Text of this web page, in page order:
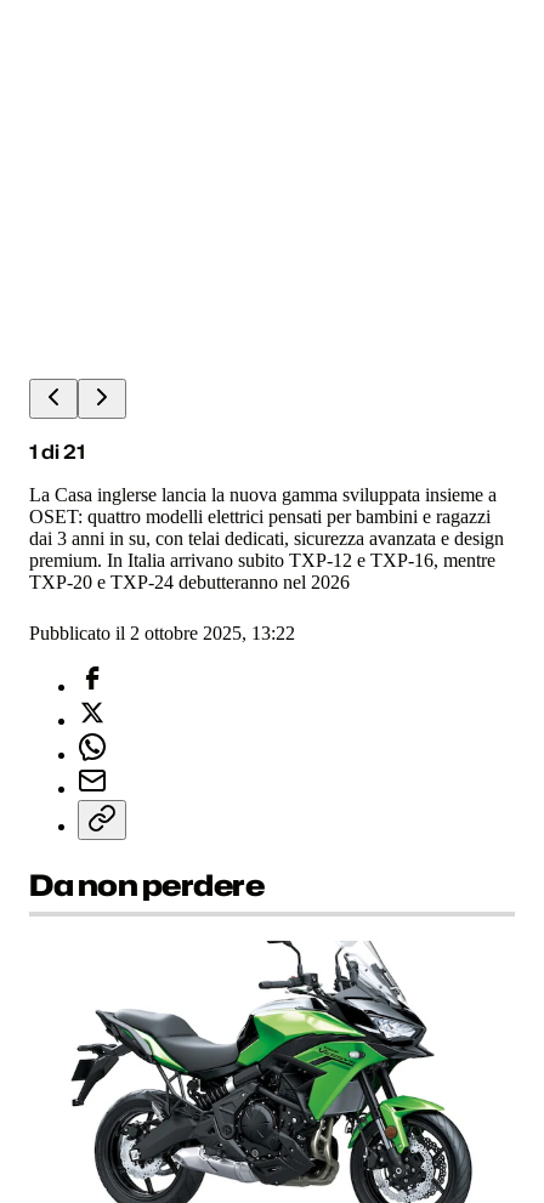
1di21
La Casa inglerse lancia la nuova gamma sviluppata insieme a
OSET: quattro modelli elettrici pensati per bambini e ragazzi
dai 3 anni in su, con telai dedicati, sicurezza avanzata e design
premium. In Italia arrivano subito TXP-12 e TXP-16, mentre
TXP-20 e TXP-24 debutteranno nel 2026
Pubblicato il 2 ottobre 2025, 13:22
Da non perdere